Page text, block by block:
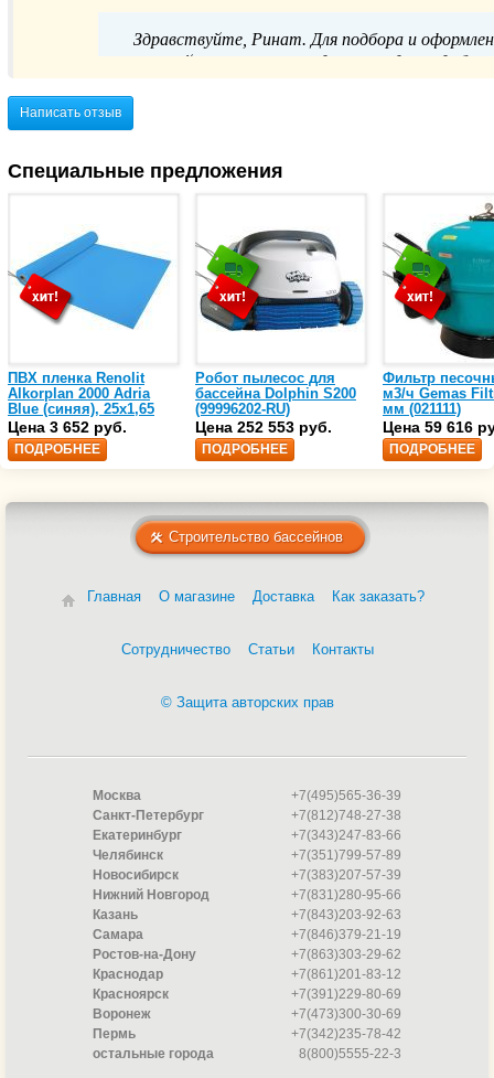
Здравствуйте, Ринат. Для подбора и
пожалуйста, с нашим отделом продаж
Написать отзыв
Специальные предложения
ПВХ пленка Renolit
Alkorplan 2000 Adria
Blue (синяя), 25х1,65
(35216203)
Цена 3 652 руб.
ПОДРОБНЕЕ
Робот пылесос для
бассейна Dolphin S200
(99996202-RU)
Цена 252 553 руб.
ПОДРОБНЕЕ
Фильтр
м3/ч Gemas
мм (021111)
Цена 59 616
ПОДРОБНЕЕ
Строительство бассейнов
Главная О магазине Доставка Как заказать?
Сотрудничество Статьи Контакты
© Защита авторских прав
Москва
+7(495)565-36-39
Санкт-Петербург
+7(812)748-27-38
Екатеринбург
+7(343)247-83-66
Челябинск
+7(351)799-57-89
Новосибирск
+7(383)207-57-39
Нижний Новгород
+7(831)280-95-66
Казань
+7(843)203-92-63
Самара
+7(846)379-21-19
Ростов-на-Дону
+7(863)303-29-62
Краснодар
+7(861)201-83-12
Красноярск
+7(391)229-80-69
Воронеж
+7(473)300-30-69
Пермь
+7(342)235-78-42
остальные города
8(800)5555-22-3